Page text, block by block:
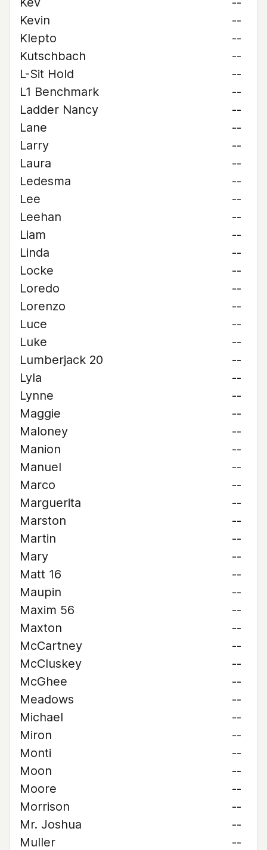
Kevin
--
Klepto
--
Kutschbach
--
L-Sit Hold
--
L1 Benchmark
--
Ladder Nancy
--
Lane
--
Larry
--
Laura
--
Ledesma
--
Lee
--
Leehan
--
Liam
--
Linda
--
Locke
--
Loredo
--
Lorenzo
--
Luce
--
Luke
--
Lumberjack 20
--
Lyla
--
Lynne
--
Maggie
--
Maloney
--
Manion
--
Manuel
--
Marco
--
Marguerita
--
Marston
--
Martin
--
Mary
--
Matt 16
--
Maupin
--
Maxim 56
--
Maxton
--
McCartney
--
McCluskey
--
McGhee
--
Meadows
--
Michael
--
Miron
--
Monti
--
Moon
--
Moore
--
Morrison
--
Mr. Joshua
--
Muller
--